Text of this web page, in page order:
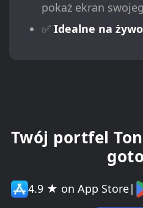
pokaż ekran
✅ Idealne na żywo
Twój portfel
4.9 ★ on App Store|